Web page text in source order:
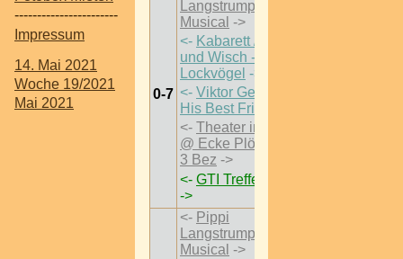
-----------------------
Impressum
14. Mai 2021
Woche 19/2021
Mai 2021
0-7
Langstrumpf - Das
Musical ->
<- Kabarett / Flo
und Wisch -
Lockvögel ->
<- Viktor Gernot &
His Best Friends
<- Theater im Park
@ Ecke Plößlgasse
3 Bez ->
<- GTI Treffen 2021
->
<- Pippi
Langstrumpf - Das
Musical ->